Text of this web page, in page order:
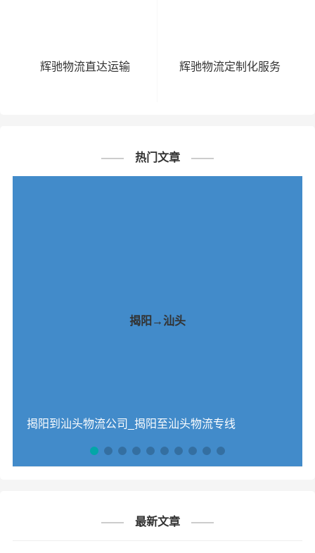
辉驰物流直达运输 辉驰物流定制化服务
热门文章
揭阳→汕头
揭阳到汕头物流公司_揭阳至汕头物流专线
最新文章